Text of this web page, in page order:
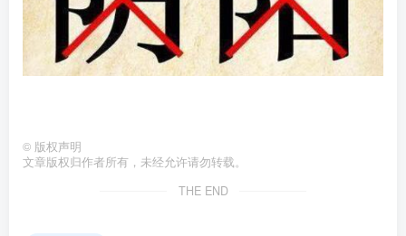
© 版权声明
文章版权归作者所有，未经允许请勿转载。
THE END